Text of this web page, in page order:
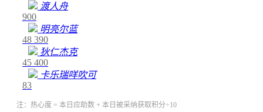
渡人舟
900
明亮尔蓝
48 390
狄仁杰克
45 400
卡乐瑞咩吹可
83
注：热心度 = 本日应助数 + 本日被采纳获取积分÷10